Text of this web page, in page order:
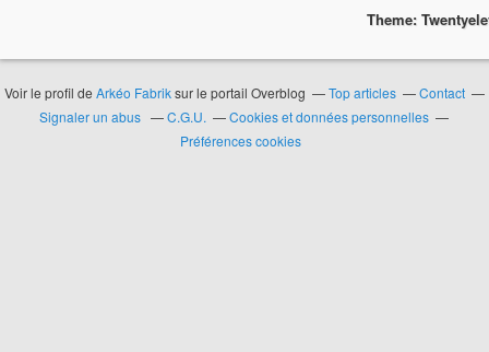
Theme:
Voir le profil de Arkéo Fabriksur le portail Overblog Top articles
Contact
Signaler un abus
C.G.U.
Cookies et données personnelles
Préférences cookies